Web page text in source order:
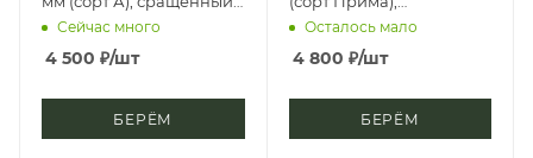
срп-м, д3
Сейчас много
4 500 ₽/шт
БЕРЁМ
цельноламельный, цб-2,
Осталось мало
4 800 ₽/шт
БЕРЁМ